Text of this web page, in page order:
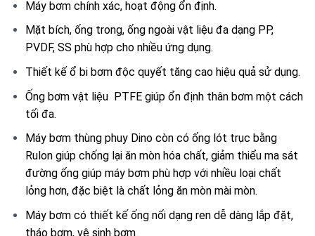
Máy bơm chính xác, hoạt động ổn định.
Mặt bích, ống trong, ống ngoài vật liệu đa dạng PP,
PVDF, SS phù hợp cho nhiều ứng dụng.
Thiết kế ổ bi bơm độc quyết tăng cao hiệu quả sử dụng.
Ống bơm vật liệu PTFE giúp ổn định thân bơm một cách
tối đa.
Máy bơm thùng phuy Dino còn có ống lót trục bằng
Rulon giúp chống lại ăn mòn hóa chất, giảm thiểu ma sát
đường ống giúp máy bơm phù hợp với nhiều loại chất
lỏng hơn, đặc biệt là chất lỏng ăn mòn mài mòn.
Máy bơm có thiết kế ống nối dạng ren dễ dàng lắp đặt,
tháo bơm, vệ sinh bơm.